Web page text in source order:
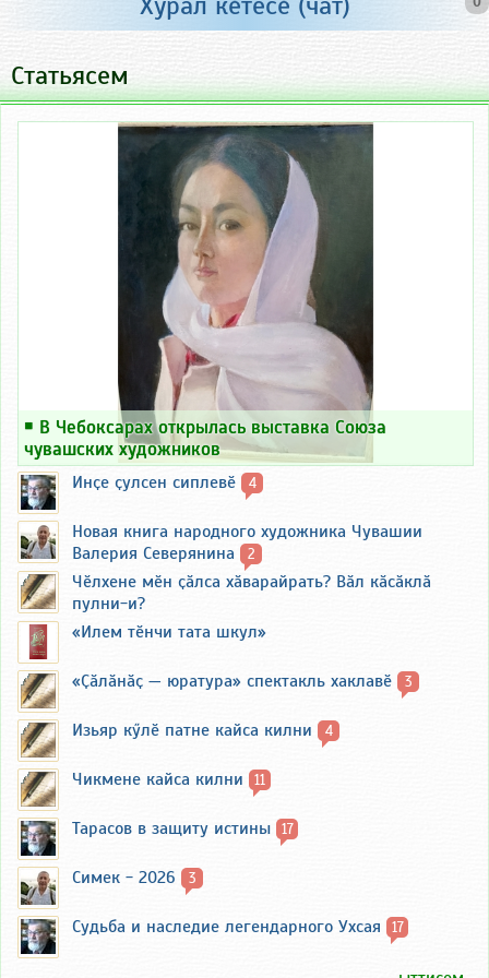
Статьясем
￭ В Чебоксарах открылась выставка Союза
чувашских художников
Инҫе ҫулсен сиплевӗ 4
Новая книга народного художника Чувашии
Валерия Северянина
2
Чӗлхене мӗн ҫӑлса хӑварайрать? Вӑл кӑсӑклӑ
пулни-и?
«Илем тӗнчи тата шкул»
«Ҫӑлӑнӑҫ — юратура» спектакль хаклавӗ 3
Изьяр кӳлӗ патне кайса килни 4
Чикмене кайса килни 11
Тарасов в защиту истины 17
Симек - 2026 3
Судьба и наследие легендарного Ухсая 17